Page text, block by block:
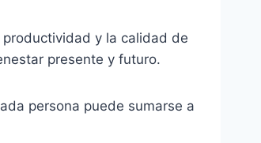
y la calidad de
presente y futuro.
persona puede sumarse a